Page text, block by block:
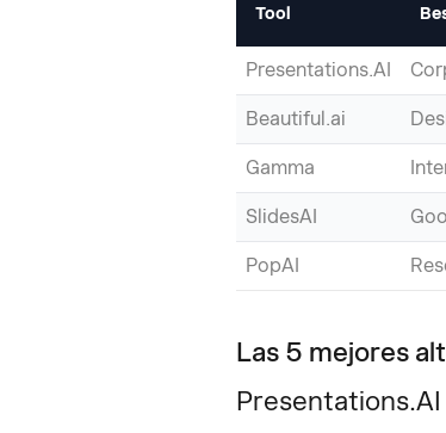
Tool
Presentations.AI
Beautiful.ai
Gamma
SlidesAI
PopAI
Las 5 mejores
Presentations.AI